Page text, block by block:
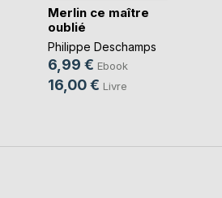
Merlin ce maître
oublié
Philippe Deschamps
6,99 € Ebook
16,00 € Livre